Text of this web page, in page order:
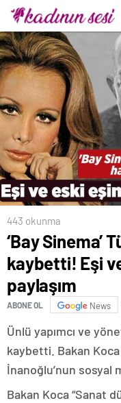
paylaşım
443 okunma
‘Bay Sinema’
kaybetti! Eşi
paylaşım
ABONE OL News
Ünlü yapımcı ve
kaybetti. Bakan Koca
İnanoğlu’nun sosyal
Bakan Koca “Sanat